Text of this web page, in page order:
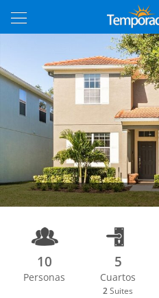
10
Personas
5
Cuartos
2 Suites